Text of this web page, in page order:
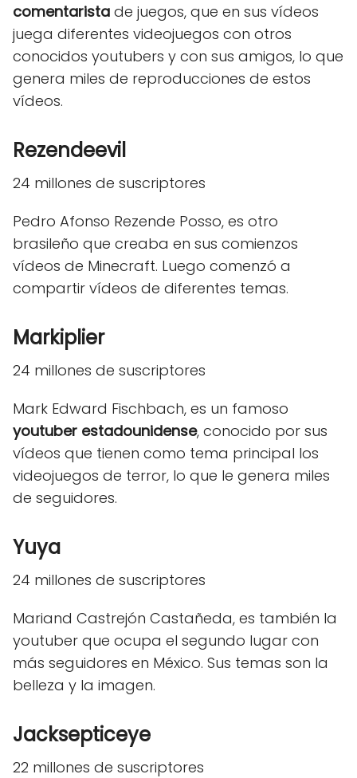
comentarista de juegos, que en sus vídeos
juega diferentes videojuegos con otros
conocidos youtubers y con sus amigos, lo que
genera miles de reproducciones de estos
vídeos.
Rezendeevil
24 millones de suscriptores
Pedro Afonso Rezende Posso, es otro
brasileño que creaba en sus comienzos
vídeos de Minecraft. Luego comenzó a
compartir vídeos de diferentes temas.
Markiplier
24 millones de suscriptores
Mark Edward Fischbach, es un famoso
youtuber estadounidense, conocido por sus
vídeos que tienen como tema principal los
videojuegos de terror, lo que le genera miles
de seguidores.
Yuya
24 millones de suscriptores
Mariand Castrejón Castañeda, es también la
youtuber que ocupa el segundo lugar con
más seguidores en México. Sus temas son la
belleza y la imagen.
Jacksepticeye
22 millones de suscriptores